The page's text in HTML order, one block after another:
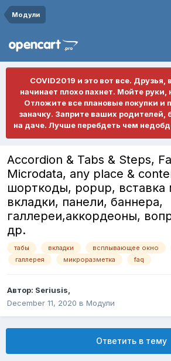
Модули
COVID2019 и это вот все. Друзья,
начинает плохо пахнет. Мойте
Отложите все плановые покупки и
заначку. Заприте ваших
на даче. Лучше перебдеть чем
Accordion & Tabs & Steps,
Microdata, any place &
шорткоды, popup, вставка
вкладки, панели, баннера,
галлереи,аккордеоны,
др.
табы вкладки всплывающее окно
галлерея
микроразметка faq
Автор: Seriusis,
December 11, 2020 в Модули
Ответить в тему